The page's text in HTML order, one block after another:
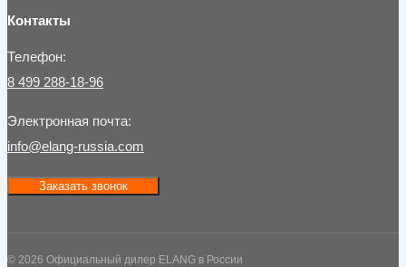
Контакты
Телефон:
8 499 288-18-96
Электронная почта:
info@elang-russia.com
Заказать звонок
© 2026 Официальный дилер ELANG в России